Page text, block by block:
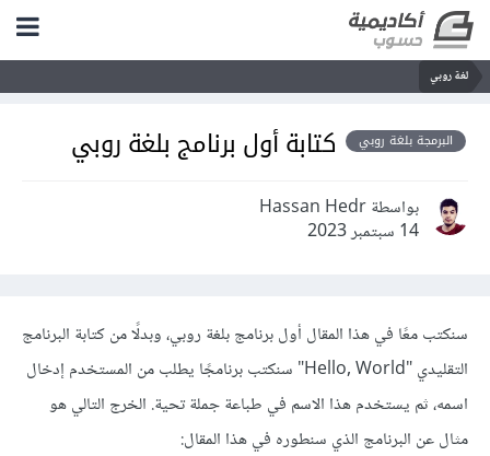
لغة روبي
البرمجة بلغة روبي كتابة أول برنامج بلغة روبي
بواسطة Hassan Hedr
14 سبتمبر 2023
سنكتب معًا في هذا المقال أول برنامج بلغة روبي، وبدلًا من كتابة البرنامج
التقليدي "Hello, World" سنكتب برنامجًا يطلب من المستخدم إدخال
اسمه، ثم يستخدم هذا الاسم في طباعة جملة تحية. الخرج التالي هو
مثال عن البرنامج الذي سنطوره في هذا المقال: